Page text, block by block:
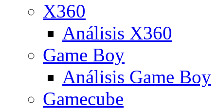
X360
Análisis X360
Game Boy
Análisis Game Boy
Gamecube